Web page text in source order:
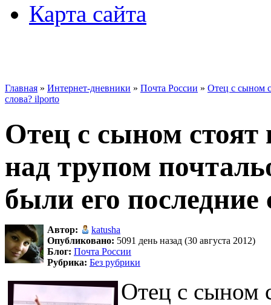
Карта сайта
Главная » Интернет-дневники » Почта России » Отец с сыном
слова? ilporto
Отец с сыном стоят
над трупом
были его
Автор:
katusha
Опубликовано: 5091 день назад (30 августа 2012)
Блог: Почта России
Рубрика: Без рубрики
Отец с сыном